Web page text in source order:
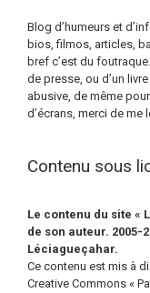
Blog d’humeurs et
bios, filmos, articles,
bref c’est du
de presse, ou d’un
abusive, de même
d’écrans, merci de me
Contenu sous
Le contenu du site «
de son auteur. 2005-
Léciagueçahar.
Ce contenu est mis à
Creative Commons «